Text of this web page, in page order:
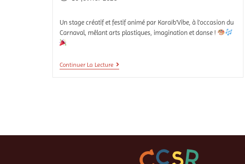
Un stage créatif et festif animé par Karaïb'Vibe, à l’occasion du
Carnaval, mêlant arts plastiques, imagination et danse !
Continuer La Lecture